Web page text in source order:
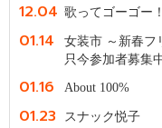
12.04 歌ってゴーゴー
01.14
女装市 ～新春フ
只今参加者募集
01.16 About 100%
01.23 スナック悦子